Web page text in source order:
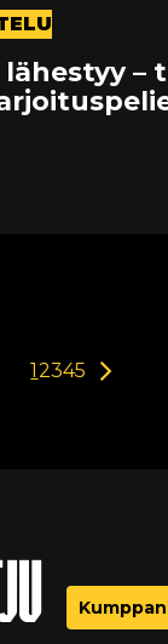
lähestyy –
1 2345